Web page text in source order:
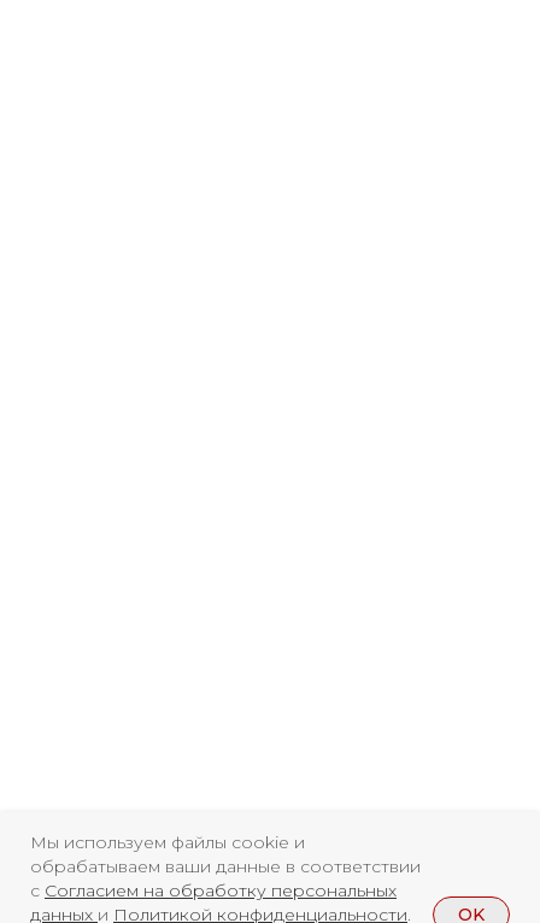
Мы используем файлы cookie и
обрабатываем ваши данные в соответствии
с Согласием на обработку персональных
данных и Политикой конфиденциальности. OK
ВКонтакте
Телеграмм
Макс
Дзен
Новости
Афиша